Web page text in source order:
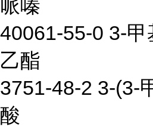
哌嗪
40061-55-0 3-甲
乙酯
3751-48-2 3-(3-
酸